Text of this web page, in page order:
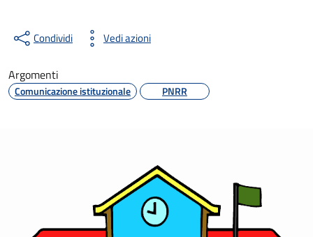
Condividi Vedi azioni
Argomenti
Comunicazione istituzionale PNRR